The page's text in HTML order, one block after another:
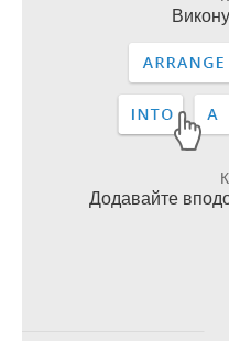
Додавайте